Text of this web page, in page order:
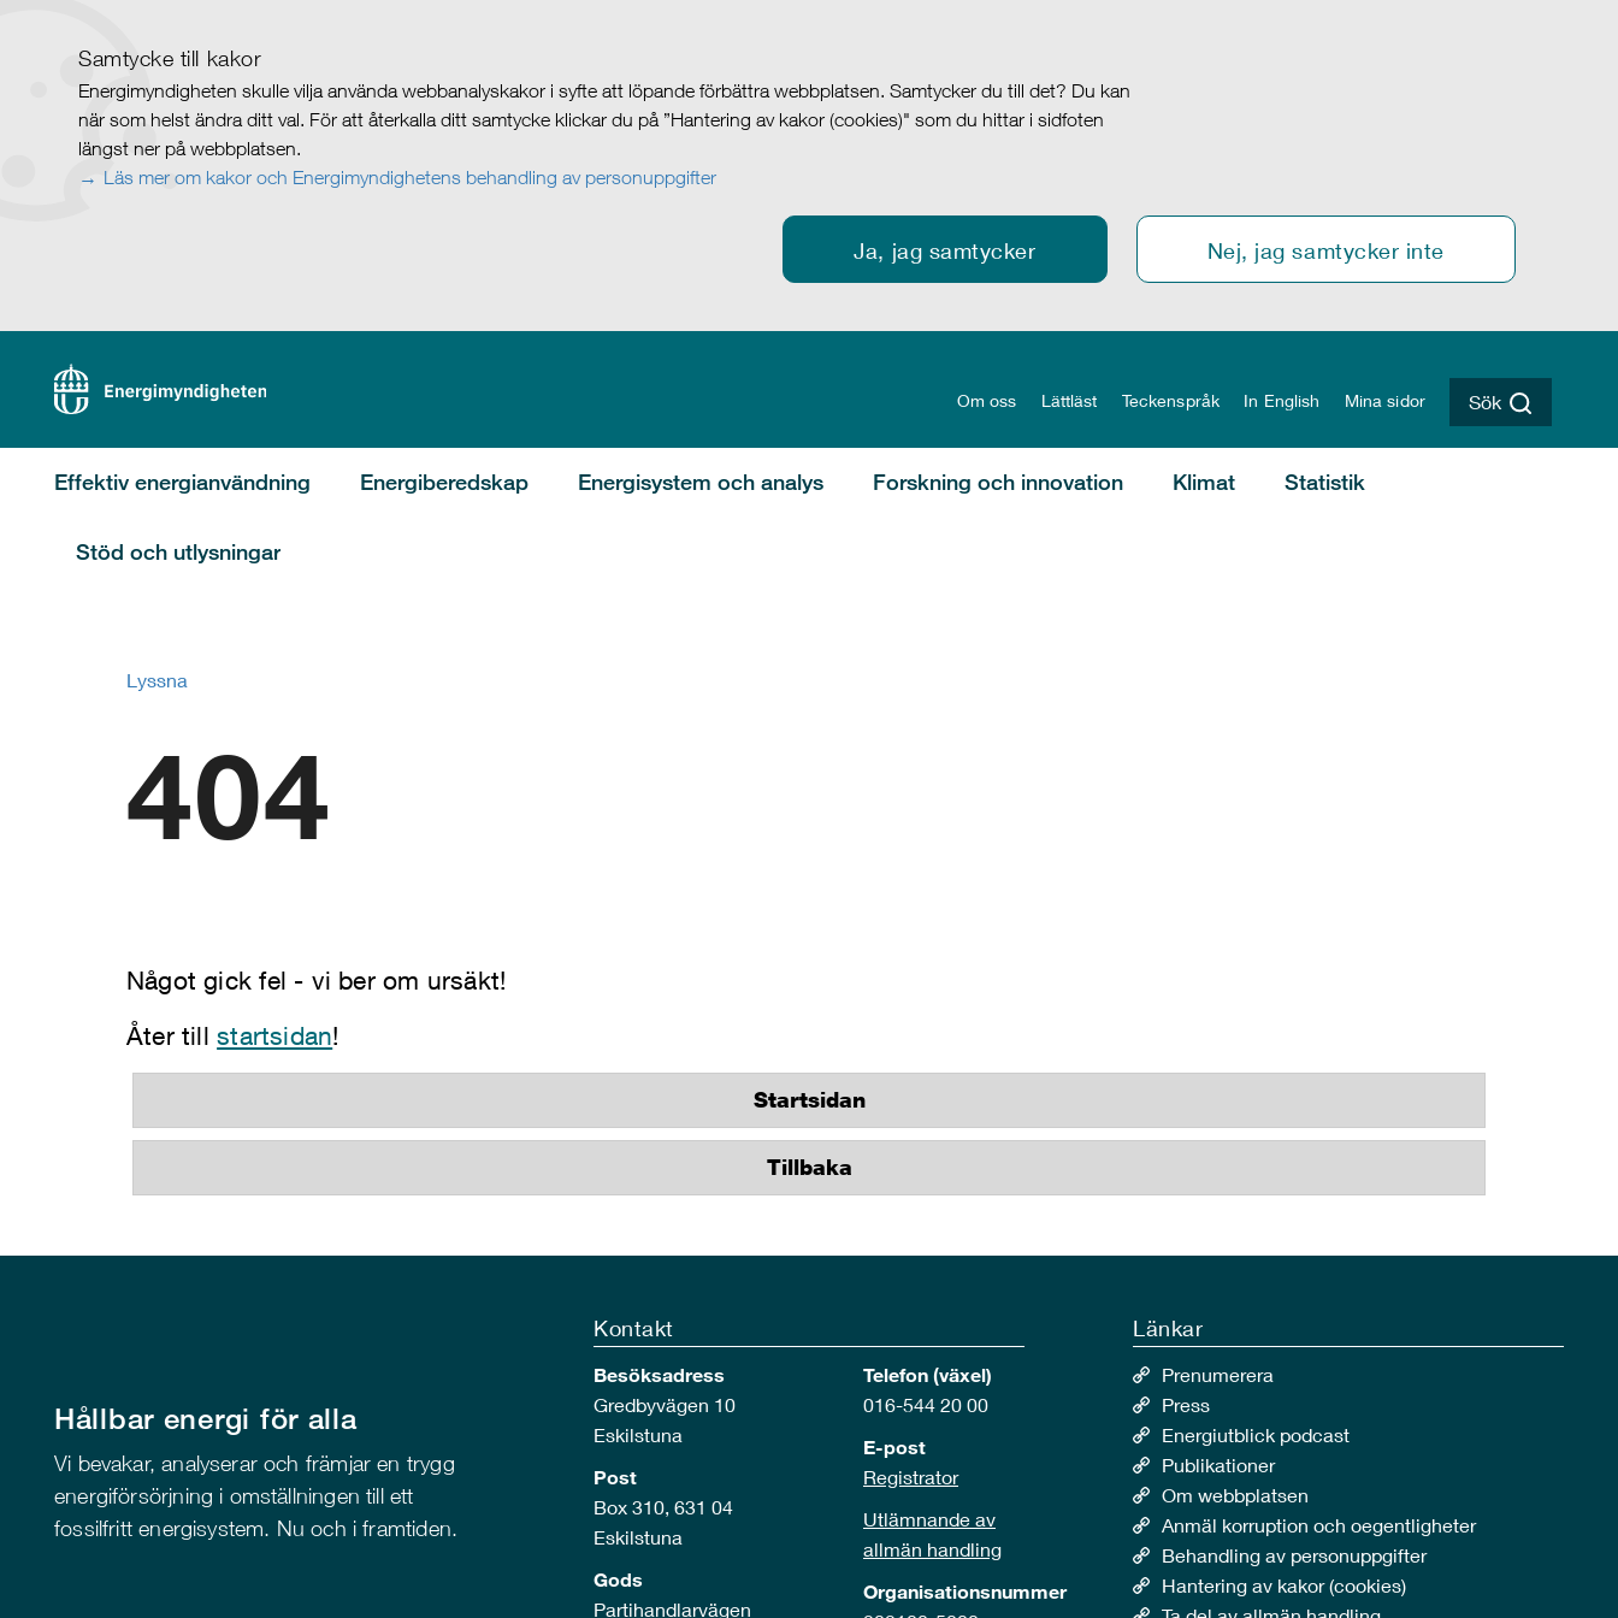
Samtycke till kakor
Energimyndigheten skulle vilja använda webbanalyskakor i syfte att löpande förbättra webbplatsen. Samtycker du till det? Du kan
när som helst ändra ditt val. För att återkalla ditt samtycke klickar du på ”Hantering av kakor (cookies)" som du hittar i sidfoten
längst ner på webbplatsen.
Läs mer om kakor och Energimyndighetens behandling av personuppgifter
Ja, jag samtycker Nej, jag samtycker inte
Om oss Lättläst Teckenspråk In English Mina sidor Sök
Effektiv energianvändning Energiberedskap Energisystem och analys Forskning och innovation Klimat Statistik
Stöd och utlysningar
Lyssna
404
Något gick fel - vi ber om ursäkt!
Åter tillstartsidan!
Startsidan
Tillbaka
Hållbar energi för alla
Vi bevakar, analyserar och främjar en trygg
energiförsörjning i omställningen till ett
fossilfritt energisystem. Nu och i framtiden.
Kontakt
Besöksadress
Gredbyvägen 10
Eskilstuna
Post
Box 310, 631 04
Eskilstuna
Gods
Partihandlarvägen
Telefon (växel)
016-544 20 00
E-post
Registrator
Utlämnande av
allmän handling
Organisationsnummer
Länkar
Prenumerera
Press
Energiutblick podcast
Publikationer
Om webbplatsen
Anmäl korruption och oegentligheter
Behandling av personuppgifter
Hantering av kakor (cookies)